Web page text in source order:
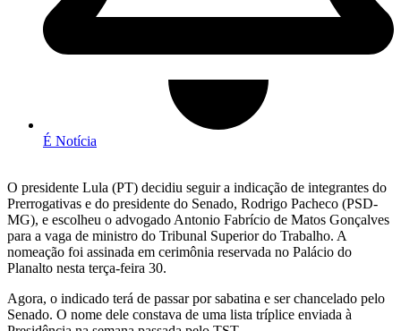
É Notícia
O presidente Lula (PT) decidiu seguir a indicação de integrantes do
Prerrogativas e do presidente do Senado, Rodrigo Pacheco (PSD-
MG), e escolheu o advogado Antonio Fabrício de Matos Gonçalves
para a vaga de ministro do Tribunal Superior do Trabalho. A
nomeação foi assinada em cerimônia reservada no Palácio do
Planalto nesta terça-feira 30.
Agora, o indicado terá de passar por sabatina e ser chancelado pelo
Senado. O nome dele constava de uma lista tríplice enviada à